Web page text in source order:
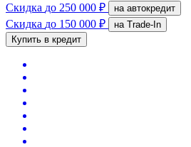
Скидка до 250 000 ₽ на автокредит
Скидка до 150 000 ₽
на Trade-In
Купить в кредит